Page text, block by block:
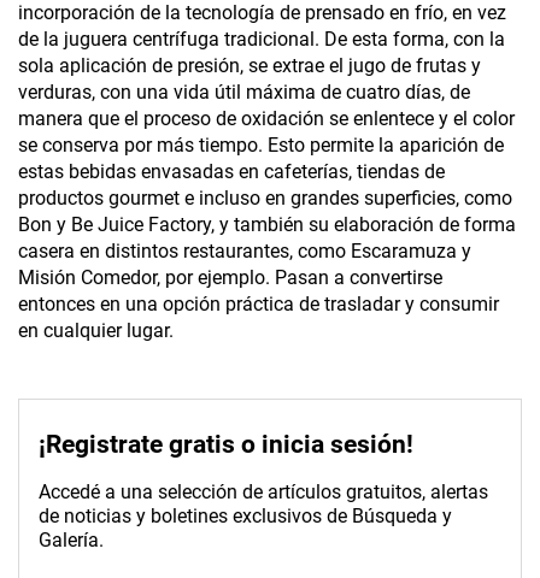
incorporación de la tecnología de prensado en frío, en vez
de la juguera centrífuga tradicional. De esta forma, con la
sola aplicación de presión, se extrae el jugo de frutas y
verduras, con una vida útil máxima de cuatro días, de
manera que el proceso de oxidación se enlentece y el color
se conserva por más tiempo. Esto permite la aparición de
estas bebidas envasadas en cafeterías, tiendas de
productos gourmet e incluso en grandes superficies, como
Bon y Be Juice Factory, y también su elaboración de forma
casera en distintos restaurantes, como Escaramuza y
Misión Comedor, por ejemplo. Pasan a convertirse
entonces en una opción práctica de trasladar y consumir
en cualquier lugar.
¡Registrate gratis o inicia sesión!
Accedé a una selección de artículos gratuitos, alertas
de noticias y boletines exclusivos de Búsqueda y
Galería.